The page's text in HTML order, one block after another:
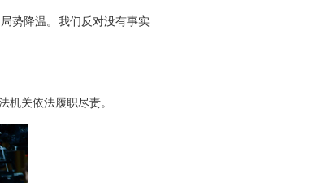
势降温。我们反对没有事实
机关依法履职尽责。